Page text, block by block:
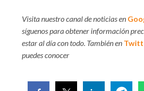
Visita nuestro canal de noticias en
síguenos para obtener información
estar al día con todo. También en
puedes conocer